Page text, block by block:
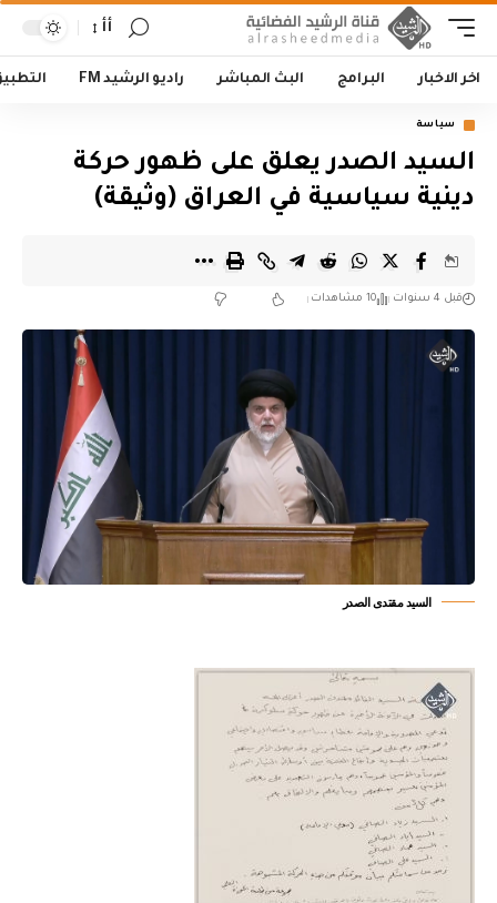
أأ
اخر الاخبار البرامج البث المباشر راديو الرشيد FM
سياسة
السيد الصدر يعلق على ظهور حركة
دينية سياسية في العراق (وثيقة)
قبل 4 سنوات 10 مشاهدات
السيد مقتدى الصدر